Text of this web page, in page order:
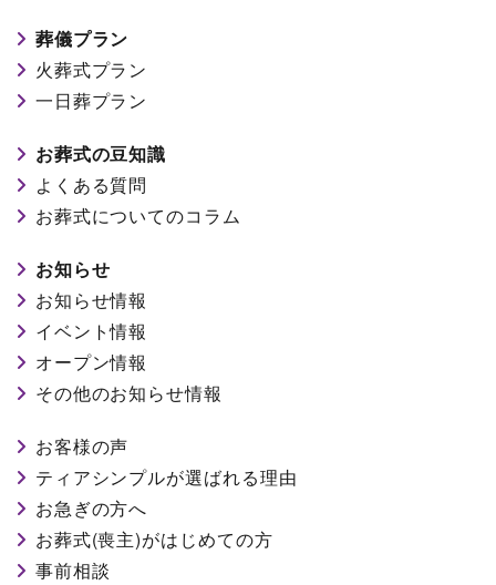
葬儀プラン
火葬式プラン
一日葬プラン
お葬式の豆知識
よくある質問
お葬式についてのコラム
お知らせ
お知らせ情報
イベント情報
オープン情報
その他のお知らせ情報
お客様の声
ティアシンプルが選ばれる理由
お急ぎの方へ
お葬式(喪主)がはじめての方
事前相談